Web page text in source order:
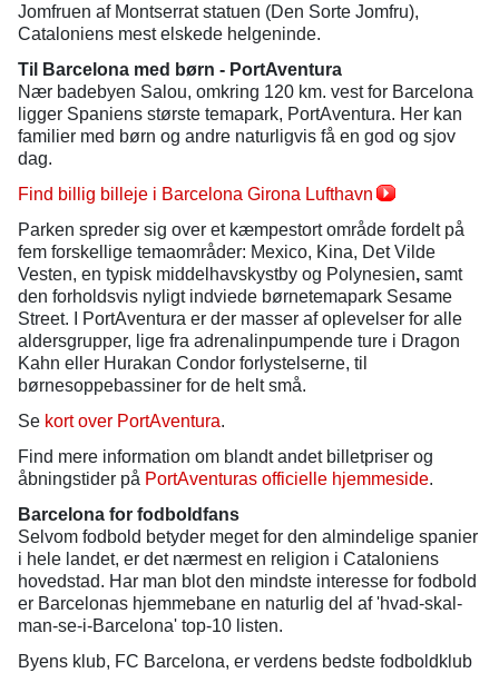
Jomfruen af Montserrat statuen (Den Sorte Jomfru),
Cataloniens mest elskede helgeninde.
Til Barcelona med børn - PortAventura
Nær badebyen Salou, omkring 120 km. vest for Barcelona
ligger Spaniens største temapark, PortAventura. Her kan
familier med børn og andre naturligvis få en god og sjov
dag.
Find billig billeje i Barcelona Girona Lufthavn
Parken spreder sig over et kæmpestort område fordelt på
fem forskellige temaområder: Mexico, Kina, Det Vilde
Vesten, en typisk middelhavskystby og Polynesien, samt
den forholdsvis nyligt indviede børnetemapark Sesame
Street. I PortAventura er der masser af oplevelser for alle
aldersgrupper, lige fra adrenalinpumpende ture i Dragon
Kahn eller Hurakan Condor forlystelserne, til
børnesoppebassiner for de helt små.
Se kort over PortAventura.
Find mere information om blandt andet billetpriser og
åbningstider på PortAventuras officielle hjemmeside.
Barcelona for fodboldfans
Selvom fodbold betyder meget for den almindelige spanier
i hele landet, er det nærmest en religion i Cataloniens
hovedstad. Har man blot den mindste interesse for fodbold
er Barcelonas hjemmebane en naturlig del af 'hvad-skal-
man-se-i-Barcelona' top-10 listen.
Byens klub, FC Barcelona, er verdens bedste fodboldklub